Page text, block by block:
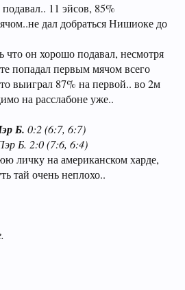
11 эйсов, 85%
дал добраться Нишиоке до
что он хорошо подавал, несмотря
попадал первым мячом всего
выиграл 87% на первой.. во 2м
на расслабоне уже..
Б. 0:2 (6:7, 6:7)
Б. 2:0 (7:6, 6:4)
личку на американском харде,
тай очень неплохо..